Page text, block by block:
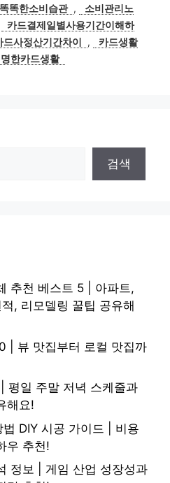
똑똑한소비습관 ,
소비관리노
카드결제일별사용기간이해하
드사정산기간차이 ,
카드생활
한카드생활
검색
추천 베스트 5 | 아파트,
, 리모델링 꿀팁 공유해
| 뷰 맛집부터 로컬 맛집까
평일 주말 저녁 스케줄과
해요!
DIY 시공 가이드 | 비용
우 추천!
정보 | 게임 산업 성장성과